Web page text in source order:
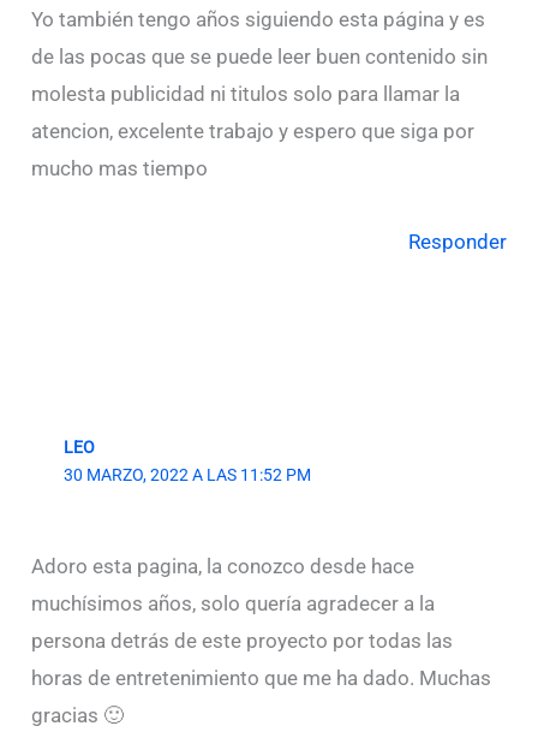
Yo también tengo años siguiendo esta página y es
de las pocas que se puede leer buen contenido sin
molesta publicidad ni titulos solo para llamar la
atencion, excelente trabajo y espero que siga por
mucho mas tiempo
Responder
LEO
30 MARZO, 2022 A LAS 11:52 PM
Adoro esta pagina, la conozco desde hace
muchísimos años, solo quería agradecer a la
persona detrás de este proyecto por todas las
horas de entretenimiento que me ha dado. Muchas
gracias 🙂